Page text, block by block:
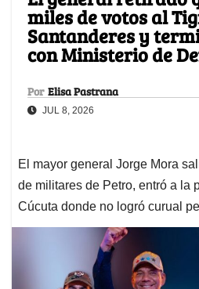
miles de votos al
Santanderes y
con Ministerio de
Por Elisa Pastrana
JUL 8, 2026
El mayor general Jorge Mora
de militares de Petro, entró a la
Cúcuta donde no logró curual